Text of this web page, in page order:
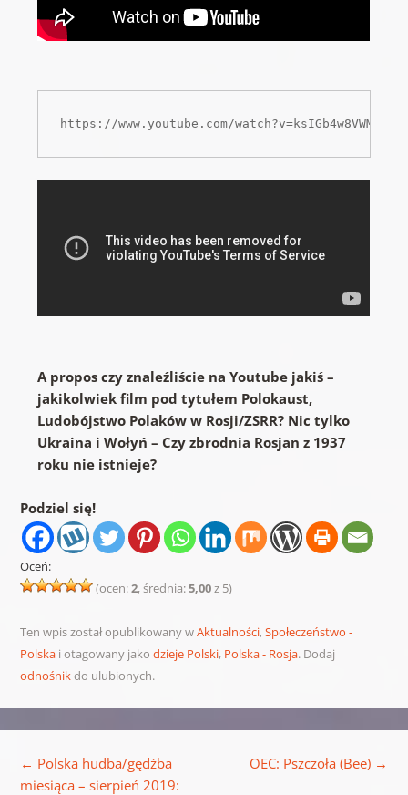
https://www.youtube.com/watch?v=ksIGb4w8VWM
A propos czy znaleźliście na Youtube jakiś –
jakikolwiek film pod tytułem Polokaust,
Ludobójstwo Polaków w Rosji/ZSRR? Nic tylko
Ukraina i Wołyń – Czy zbrodnia Rosjan z 1937
roku nie istnieje?
Podziel się!
Oceń:
(ocen:2, średnia:5,00z 5)
Ten wpis został opublikowany wAktualności,Społeczeństwo -
Polskai otagowany jako dzieje Polski, Polska - Rosja. Dodaj
odnośnikdo ulubionych.
← Polska hudba/gędźba
miesiąca – sierpień 2019:
OEC: Pszczoła (Bee) →